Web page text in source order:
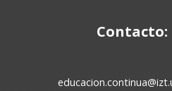
Contacto: